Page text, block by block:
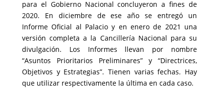
para el Gobierno Nacional concluyeron a fines de
2020. En diciembre de ese año se entregó un
Informe Oficial al Palacio y en enero de 2021 una
versión completa a la Cancillería Nacional para su
divulgación. Los Informes llevan por nombre
“Asuntos Prioritarios Preliminares” y “Directrices,
Objetivos y Estrategias”. Tienen varias fechas. Hay
que utilizar respectivamente la última en cada caso.